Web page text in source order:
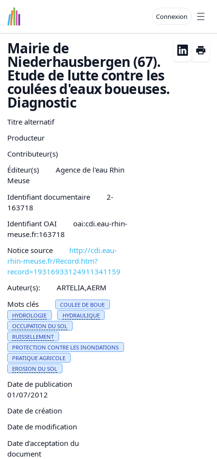
Connexion
Mairie de
Niederhausbergen (67).
Etude de lutte contre les
coulées d'eaux boueuses.
Diagnostic
Titre alternatif
Producteur
Contributeur(s)
Éditeur(s)
Agence de l'eau Rhin
Meuse
Identifiant documentaire
2-
163718
Identifiant OAI
oai:cdi.eau-rhin-
meuse.fr:163718
Notice source
http://cdi.eau-
rhin-meuse.fr/Record.htm?
record=19316933124911341159
Auteur(s):
ARTELIA,AERM
Mots clés
COULEE DE BOUE
HYDROLOGIE
HYDRAULIQUE
OCCUPATION DU SOL
RUISSELLEMENT
PROTECTION CONTRE LES INONDATIONS
PRATIQUE AGRICOLE
EROSION DU SOL
Date de publication
01/07/2012
Date de création
Date de modification
Date d'acceptation du
document